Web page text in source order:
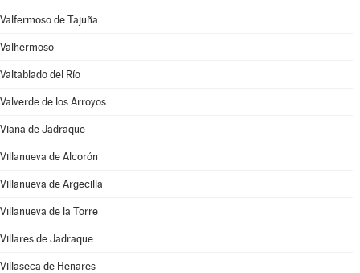
Valfermoso de Tajuña
Valhermoso
Valtablado del Río
Valverde de los Arroyos
Viana de Jadraque
Villanueva de Alcorón
Villanueva de Argecilla
Villanueva de la Torre
Villares de Jadraque
Villaseca de Henares